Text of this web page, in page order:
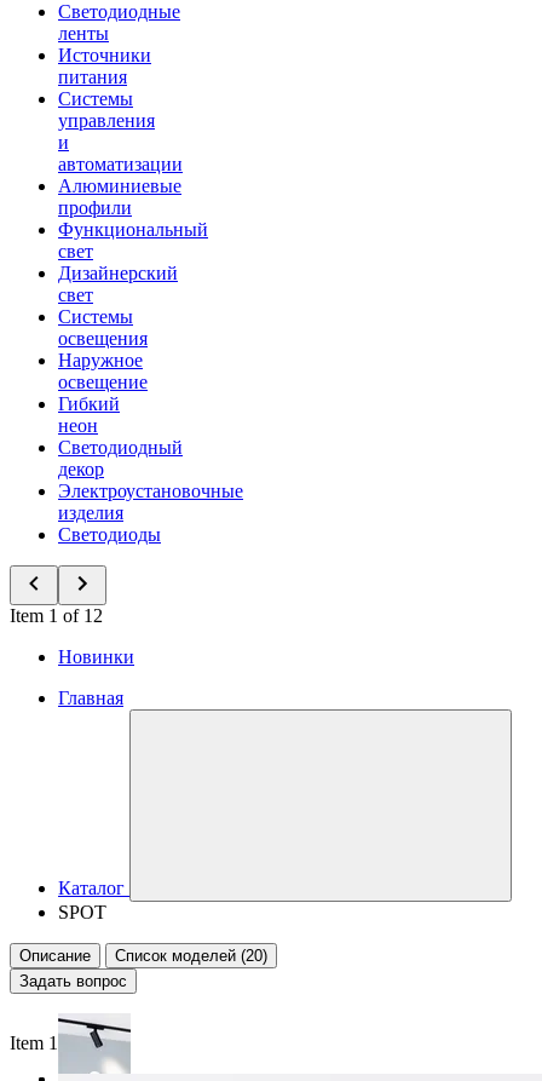
Светодиодные
ленты
Источники
питания
Системы
управления
и
автоматизации
Алюминиевые
профили
Функциональный
свет
Дизайнерский
свет
Системы
освещения
Наружное
освещение
Гибкий
неон
Светодиодный
декор
Электроустановочные
изделия
Светодиоды
Item 1 of 12
Новинки
Главная
Каталог
SPOT
Описание
Список моделей (20)
Задать вопрос
Item 1 of 3